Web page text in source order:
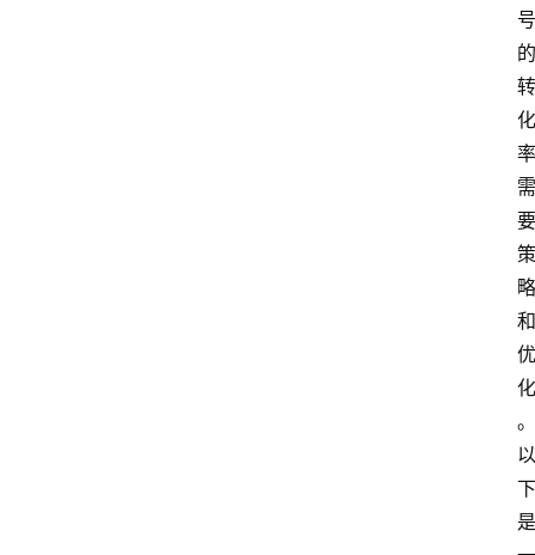
号
的
转
化
率
需
要
策
略
和
优
化
。
以
下
是